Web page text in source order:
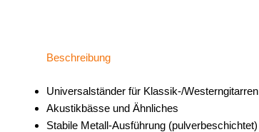
Beschreibung
Universalständer für Klassik-/Westerngitarren
Akustikbässe und Ähnliches
Stabile Metall-Ausführung (pulverbeschichtet)